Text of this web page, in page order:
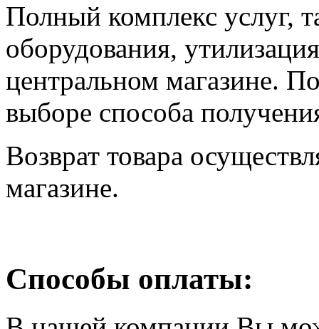
Полный комплекс услуг,
оборудования,
центральном магазине.
выборе способа
Возврат товара
магазине.
Способы оплаты: